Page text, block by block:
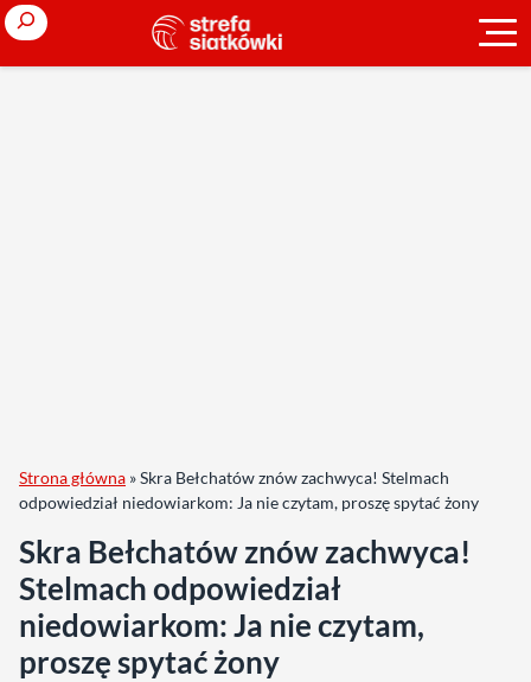
Search
Strona główna »Skra Bełchatów znów zachwyca! Stelmach
odpowiedział niedowiarkom: Ja nie czytam, proszę spytać żony
Skra Bełchatów znów zachwyca!
Stelmach odpowiedział
niedowiarkom: Ja nie czytam,
proszę spytać żony